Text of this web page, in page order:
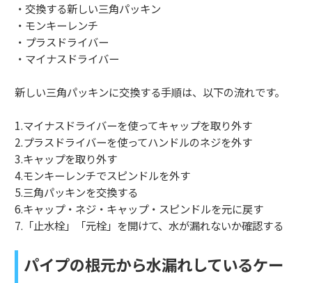
・交換する新しい三角パッキン
・モンキーレンチ
・プラスドライバー
・マイナスドライバー
新しい三角パッキンに交換する手順は、以下の流れです。
1.マイナスドライバーを使ってキャップを取り外す
2.プラスドライバーを使ってハンドルのネジを外す
3.キャップを取り外す
4.モンキーレンチでスピンドルを外す
5.三角パッキンを交換する
6.キャップ・ネジ・キャップ・スピンドルを元に戻す
7.「止水栓」「元栓」を開けて、水が漏れないか確認する
パイプの根元から水漏れしているケー